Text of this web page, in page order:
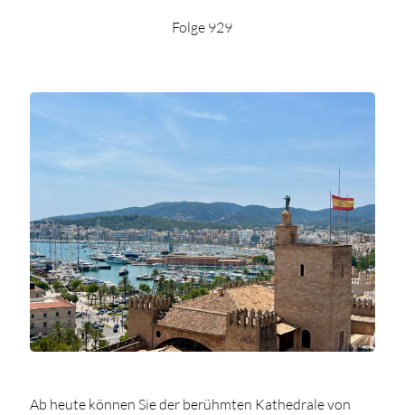
Folge 929
Ab heute können Sie der berühmten Kathedrale von